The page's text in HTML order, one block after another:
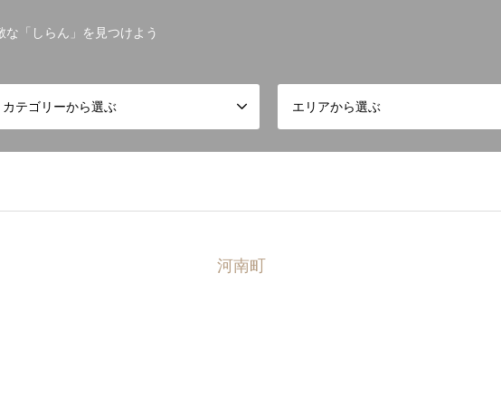
な「しらん」を見つけよう
カテゴリーから選ぶ エリアから選ぶ
河南町